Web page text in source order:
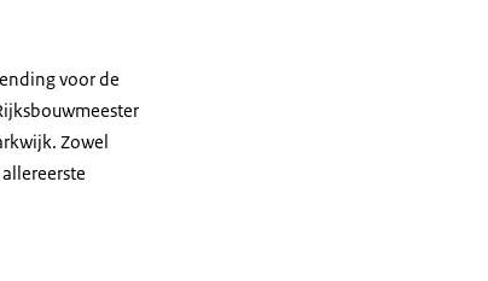
voor de
Zowel